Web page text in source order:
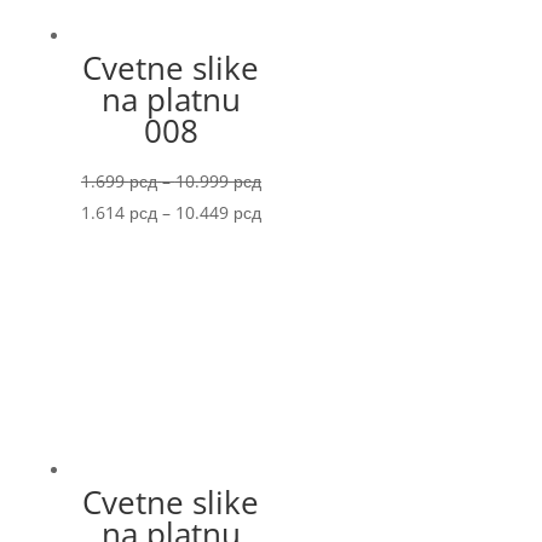
Cvetne slike
na platnu
008
1.699рсд – 10.999рсдPrice
range:
1.614 рсд – 10.449 рсдPrice
Cvetne slike